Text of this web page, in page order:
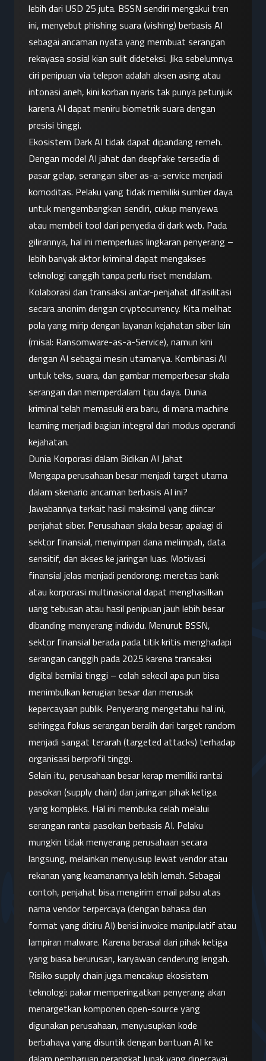
lebih dari USD 25 juta. BSSN sendiri mengakui tren
ini, menyebut phishing suara (vishing) berbasis AI
sebagai ancaman nyata yang membuat serangan
rekayasa sosial kian sulit dideteksi. Jika sebelumnya
ciri penipuan via telepon adalah aksen asing atau
intonasi aneh, kini korban nyaris tak punya petunjuk
karena AI dapat meniru biometrik suara dengan
presisi tinggi.
Ekosistem Dark AI tidak dapat dipandang remeh.
Dengan model AI jahat dan deepfake tersedia di
pasar gelap, serangan siber as-a-service menjadi
komoditas. Pelaku yang tidak memiliki sumber daya
untuk mengembangkan sendiri, cukup menyewa
atau membeli tool dari penyedia di dark web. Pada
gilirannya, hal ini memperluas lingkaran penyerang –
lebih banyak aktor kriminal dapat mengakses
teknologi canggih tanpa perlu riset mendalam.
Kolaborasi dan transaksi antar-penjahat difasilitasi
secara anonim dengan cryptocurrency. Kita melihat
pola yang mirip dengan layanan kejahatan siber lain
(misal: Ransomware-as-a-Service), namun kini
dengan AI sebagai mesin utamanya. Kombinasi AI
untuk teks, suara, dan gambar memperbesar skala
serangan dan memperdalam tipu daya. Dunia
kriminal telah memasuki era baru, di mana machine
learning menjadi bagian integral dari modus operandi
kejahatan.
Dunia Korporasi dalam Bidikan AI Jahat
Mengapa perusahaan besar menjadi target utama
dalam skenario ancaman berbasis AI ini?
Jawabannya terkait hasil maksimal yang diincar
penjahat siber. Perusahaan skala besar, apalagi di
sektor finansial, menyimpan dana melimpah, data
sensitif, dan akses ke jaringan luas. Motivasi
finansial jelas menjadi pendorong: meretas bank
atau korporasi multinasional dapat menghasilkan
uang tebusan atau hasil penipuan jauh lebih besar
dibanding menyerang individu. Menurut BSSN,
sektor finansial berada pada titik kritis menghadapi
serangan canggih pada 2025 karena transaksi
digital bernilai tinggi – celah sekecil apa pun bisa
menimbulkan kerugian besar dan merusak
kepercayaan publik. Penyerang mengetahui hal ini,
sehingga fokus serangan beralih dari target random
menjadi sangat terarah (targeted attacks) terhadap
organisasi berprofil tinggi.
Selain itu, perusahaan besar kerap memiliki rantai
pasokan (supply chain) dan jaringan pihak ketiga
yang kompleks. Hal ini membuka celah melalui
serangan rantai pasokan berbasis AI. Pelaku
mungkin tidak menyerang perusahaan secara
langsung, melainkan menyusup lewat vendor atau
rekanan yang keamanannya lebih lemah. Sebagai
contoh, penjahat bisa mengirim email palsu atas
nama vendor terpercaya (dengan bahasa dan
format yang ditiru AI) berisi invoice manipulatif atau
lampiran malware. Karena berasal dari pihak ketiga
yang biasa berurusan, karyawan cenderung lengah.
Risiko supply chain juga mencakup ekosistem
teknologi: pakar memperingatkan penyerang akan
menargetkan komponen open-source yang
digunakan perusahaan, menyusupkan kode
berbahaya yang disuntik dengan bantuan AI ke